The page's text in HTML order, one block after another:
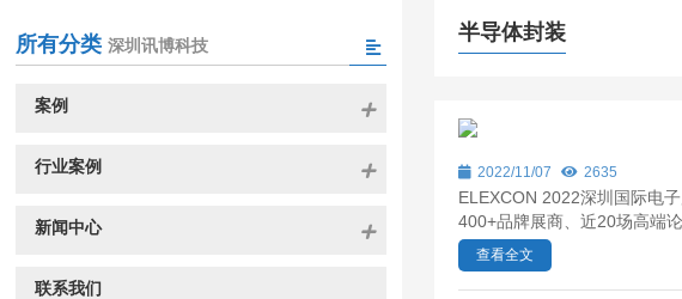
半导体封装
2022/11/07 2635
ELEXCON 2022深圳国际电
400+品牌展商、近20场高端
查看全文
所有分类 深圳讯博科技
案例
行业案例
新闻中心
联系我们